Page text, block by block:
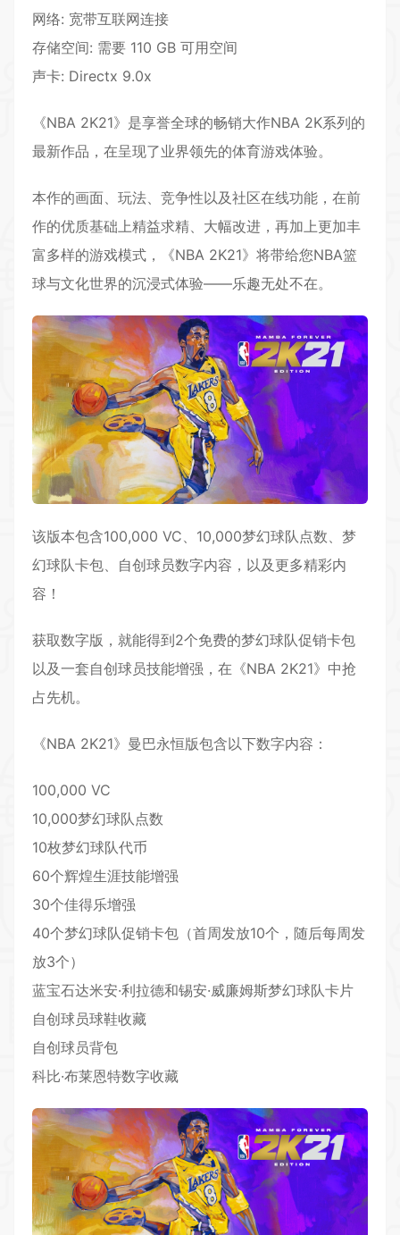
网络: 宽带互联网连接
存储空间: 需要 110 GB 可用空间
声卡: Directx 9.0x
《NBA 2K21》是享誉全球的畅销大作NBA 2K系列的
最新作品，在呈现了业界领先的体育游戏体验。
本作的画面、玩法、竞争性以及社区在线功能，在前
作的优质基础上精益求精、大幅改进，再加上更加丰
富多样的游戏模式，《NBA 2K21》将带给您NBA篮
球与文化世界的沉浸式体验——乐趣无处不在。
该版本包含100,000 VC、10,000梦幻球队点数、梦
幻球队卡包、自创球员数字内容，以及更多精彩内
容！
获取数字版，就能得到2个免费的梦幻球队促销卡包
以及一套自创球员技能增强，在《NBA 2K21》中抢
占先机。
《NBA 2K21》曼巴永恒版包含以下数字内容：
100,000 VC
10,000梦幻球队点数
10枚梦幻球队代币
60个辉煌生涯技能增强
30个佳得乐增强
40个梦幻球队促销卡包（首周发放10个，随后每周发
放3个）
蓝宝石达米安·利拉德和锡安·威廉姆斯梦幻球队卡片
自创球员球鞋收藏
自创球员背包
科比·布莱恩特数字收藏